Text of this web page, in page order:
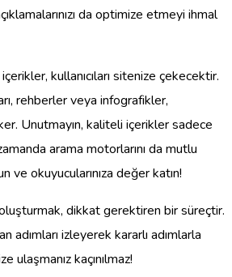
da optimize etmeyi ihmal
kullanıcıları sitenize çekecektir.
rehberler veya infografikler,
Unutmayın, kaliteli içerikler sadece
arama motorlarını da mutlu
ve okuyucularınıza değer katın!
dikkat gerektiren bir süreçtir.
adımları izleyerek kararlı adımlarla
ulaşmanız kaçınılmaz!